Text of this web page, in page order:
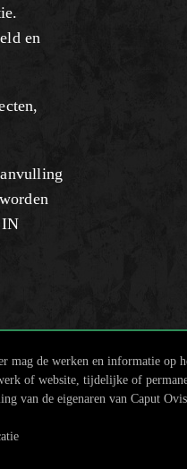
en
IN
mag de werken en informatie op
of website, tijdelijke of
van de eigenaren van Caput Ovis.